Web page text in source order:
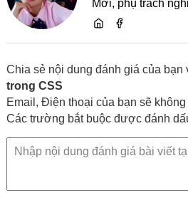
Mới, phụ trách
dung và chia sẻ
Chia sẻ nội dung đánh giá của bạn
trong CSS
Email, Điện thoại của bạn sẽ
Các trường bắt buộc được đánh